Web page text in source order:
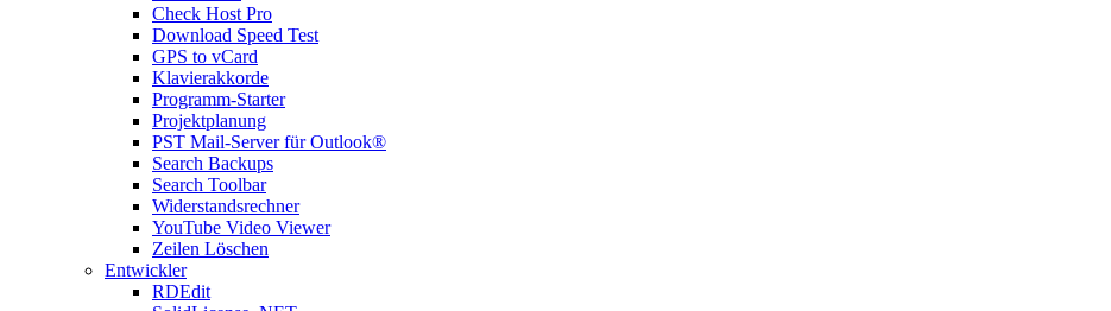
Check Host Pro
Download Speed Test
GPS to vCard
Klavierakkorde
Programm-Starter
Projektplanung
PST Mail-Server für Outlook®
Search Backups
Search Toolbar
Widerstandsrechner
YouTube Video Viewer
Zeilen Löschen
Entwickler
RDEdit